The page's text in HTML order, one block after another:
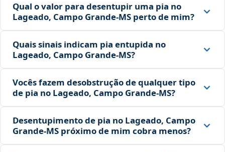
Qual o valor para desentupir uma pia no
Lageado, Campo Grande‑MS perto de mim?
Quais sinais indicam pia entupida no
Lageado, Campo Grande‑MS?
Vocês fazem desobstrução de qualquer tipo
de pia no Lageado, Campo Grande‑MS?
Desentupimento de pia no Lageado, Campo
Grande‑MS próximo de mim cobra menos?